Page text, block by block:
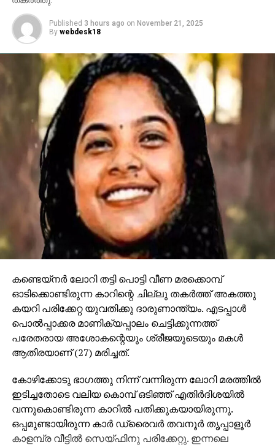
Published 3 hours ago on November 21, 2025
By webdesk18
കണ്ടെയ്‌നര്‍ ലോറി തട്ടി പൊട്ടി വീണ മരക്കൊമ്പ്
ഓടിക്കൊണ്ടിരുന്ന കാറിന്റെ ചില്ലു തകര്‍ത്ത് അകത്തു
കയറി പരിക്കേറ്റ യുവതിക്കു ദാരുണാന്ത്യം. എടപ്പാള്‍
പൊല്‍പ്പാക്കര മാണിക്യപ്പാലം ചെട്ടിക്കുന്നത്ത്
പരേതരായ അശോകന്റെയും ശ്രീജയുടെയും മകള്‍
ആതിരയാണ് (27) മരിച്ചത്.
കോഴിക്കോടു ഭാഗത്തു നിന്ന് വന്നിരുന്ന ലോറി മരത്തില്‍
ഇടിച്ചതോടെ വലിയ കൊമ്പ് ഒടിഞ്ഞ് എതിര്‍ദിശയില്‍
വന്നുകൊണ്ടിരുന്ന കാറില്‍ പതിക്കുകയായിരുന്നു.
ഒപ്പമുണ്ടായിരുന്ന കാര്‍ ഡ്രൈവര്‍ തവനൂര്‍ തൃപ്പാളൂര്‍
കാളമ്പ്ര വീട്ടില്‍ സെയ്ഫിനു പരിക്കേറ്റു. ഇന്നലെ